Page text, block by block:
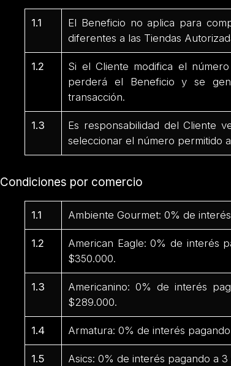
1.1
El Beneficio no aplica para
diferentes a las Tiendas
1.2
Si el Cliente modifica el
perderá el Beneficio y se
transacción.
1.3
Es responsabilidad del Cliente
seleccionar el número permitido
Condiciones por comercio
1.1 Ambiente Gourmet: 0% de
1.2
American Eagle: 0% de interés
$350.000.
1.3
Americanino: 0% de interés
$289.000.
1.4 Armatura: 0% de interés
1.5 Asics: 0% de interés pagando a